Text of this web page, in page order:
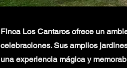
Finca Los Cantaros ofrece un
celebraciones. Sus amplios
una experiencia mágica y